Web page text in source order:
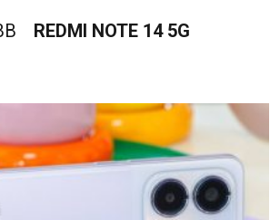
REDMI NOTE 14 5G